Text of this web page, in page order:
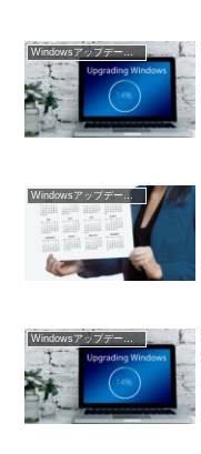
Windowsアップデート配信予定